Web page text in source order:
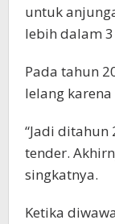
untuk
lebih dalam
Pada tahun
lelang
“Jadi ditahun
tender.
singkatnya.
Ketika